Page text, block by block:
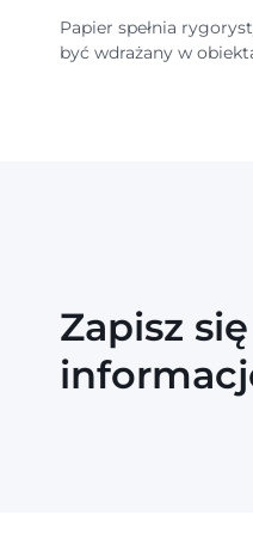
Papier spełnia
być wdrażany w
Zapisz